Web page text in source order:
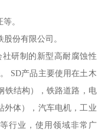
。
份有限公司。
研制的新型高耐腐蚀性
SD产品主要使用在土木
铁结构），铁路道路，电
外体），汽车电机，工业
行业，使用领域非常广